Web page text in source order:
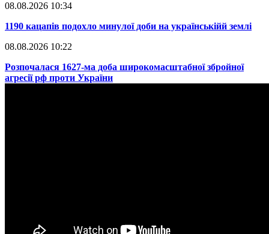
08.08.2026 10:34
​1190 кацапів подохло минулої доби на українськійй землі
08.08.2026 10:22
​Розпочалася 1627-ма доба широкомасштабної збройної
агресії рф проти України